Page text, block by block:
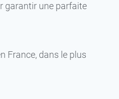
garantir une parfaite
France, dans le plus